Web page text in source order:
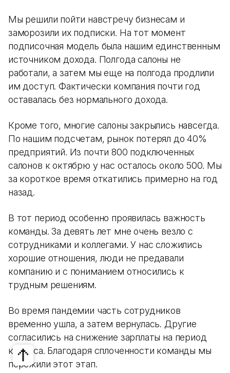
Мы решили пойти навстречу бизнесам и
заморозили их подписки. На тот момент
подписочная модель была нашим единственным
источником дохода. Полгода салоны не
работали, а затем мы еще на полгода продлили
им доступ. Фактически компания почти год
оставалась без нормального дохода.
Кроме того, многие салоны закрылись навсегда.
По нашим подсчетам, рынок потерял до 40%
предприятий. Из почти 800 подключенных
салонов к октябрю у нас осталось около 500. Мы
за короткое время откатились примерно на год
назад.
В тот период особенно проявилась важность
команды. За девять лет мне очень везло с
сотрудниками и коллегами. У нас сложились
хорошие отношения, люди не предавали
компанию и с пониманием относились к
трудным решениям.
Во время пандемии часть сотрудников
временно ушла, а затем вернулась. Другие
согласились на снижение зарплаты на период
кризиса. Благодаря сплоченности команды мы
пережили этот этап.